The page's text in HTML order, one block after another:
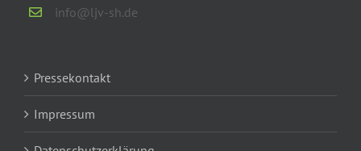
info@ljv-sh.de
Pressekontakt
Impressum